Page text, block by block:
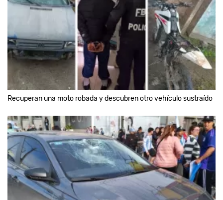
Recuperan una moto robada y descubren otro vehículo sustraído